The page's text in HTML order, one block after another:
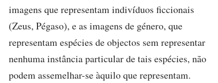
imagens que representam indivíduos ficcionais
(Zeus, Pégaso), e as imagens de género, que
representam espécies de objectos sem representar
nenhuma instância particular de tais espécies, não
podem assemelhar-se àquilo que representam.